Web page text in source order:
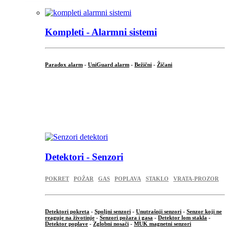
Kompleti - Alarmni sistemi
Paradox alarm - UniGuard alarm - Bežični - Žičani
Detektori - Senzori
POKRET POŽAR GAS POPLAVA STAKLO VRATA-PROZOR
Detektori pokreta - Spoljni senzori - Unutrašnji senzori - Senzor koji ne
reaguje na životinje - Senzori požara i gasa - Detektor lom stakla -
Detektor poplave - Zglobni nosači - MUK magnetni senzori